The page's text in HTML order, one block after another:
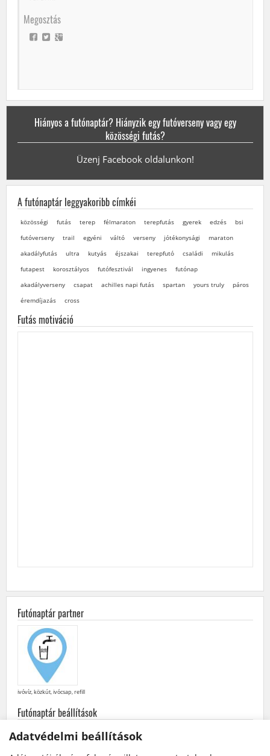
Megosztás
Hiányos a futónaptár? Hiányzik egy futóverseny vagy egy
közösségi futás?
Üzenj Facebook oldalunkon!
A futónaptár leggyakoribb címkéi
közösségi futás terep félmaraton terepfutás gyerek edzés
bsi
futóverseny
trail egyéni váltó verseny jótékonysági
maraton
akadályfutás
ultra kutyás éjszakai terepfutó családi
mikulás
futapest
korosztályos futófesztivál ingyenes
futónap
akadályverseny
csapat achilles napi futás spartan yours truly
páros
éremdíjazás
cross
Futás motiváció
Futónaptár partner
ivóvíz, közkút, ivócsap, refill
Futónaptár beállítások
minden futás · futóversenyek közösségi
Adatvédelmi beállítások